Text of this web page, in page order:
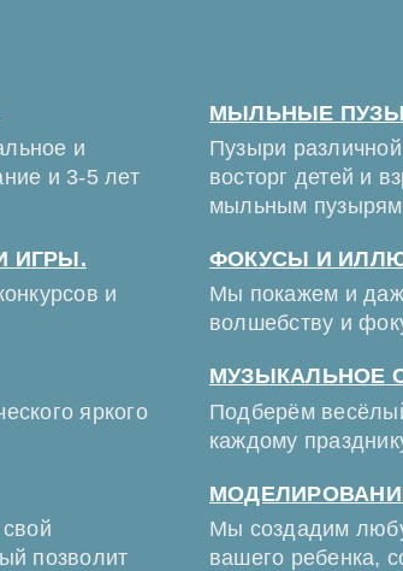
и
и 3-5 лет
ИГРЫ.
и
яркого
позволит
МЫЛЬНЫЕ
Пузыри
восторг детей и
мыльным пузырям
ФОКУСЫ И
Мы покажем и
волшебству и
МУЗЫКАЛЬНОЕ
Подберём
каждому
Мы создадим
вашего ребенка,